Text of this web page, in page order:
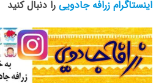
اینستاگرام زرافه جادویی را دنبال کنید